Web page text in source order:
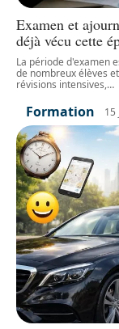
Examen et
déjà vécu cette
La période d'examen
de nombreux élèves
révisions intensives,…
Formation 15